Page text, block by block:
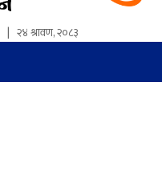
| २४ श्रावण, २०८३